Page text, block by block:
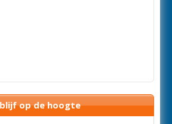
blijf op de hoogte